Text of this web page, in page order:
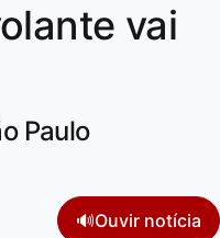
vai
Paulo
🔊Ouvir notícia